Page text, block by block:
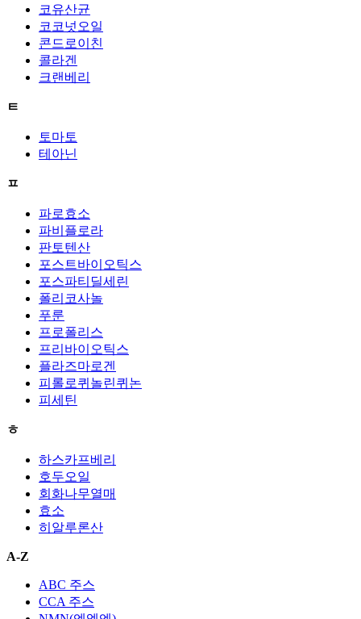
코유산균
코코넛오일
콘드로이친
콜라겐
크랜베리
ㅌ
토마토
테아닌
ㅍ
파로효소
파비플로라
판토텐산
포스트바이오틱스
포스파티딜세린
폴리코사놀
푸룬
프로폴리스
프리바이오틱스
플라즈마로겐
피롤로퀴놀린퀴논
피세틴
ㅎ
하스카프베리
호두오일
회화나무열매
효소
히알루론산
A-Z
ABC 주스
CCA 주스